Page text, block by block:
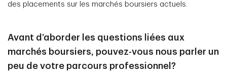
des placements sur les marchés boursiers actuels.
Avant d’aborder les questions liées aux
marchés boursiers, pouvez-vous nous parler un
peu de votre parcours professionnel?